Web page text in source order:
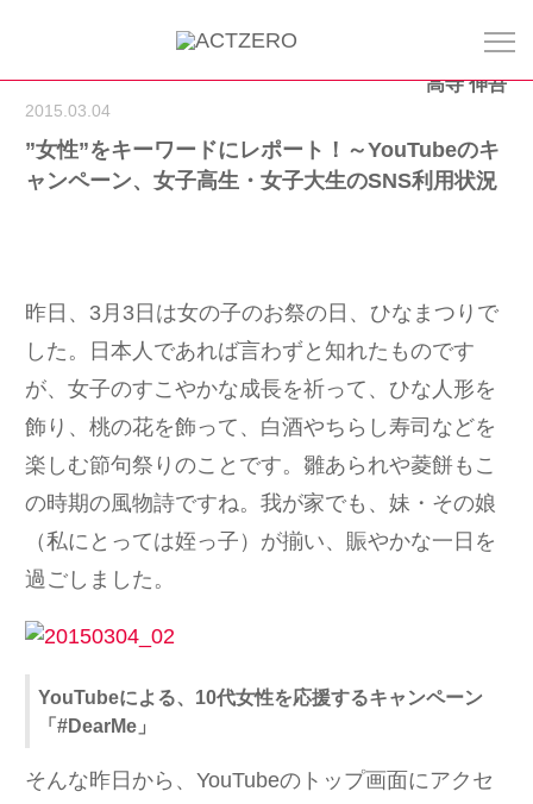
高寺 伸吾
2015.03.04
”女性”をキーワードにレポート！～YouTubeのキ
ャンペーン、女子高生・女子大生のSNS利用状況
昨日、3月3日は女の子のお祭の日、ひなまつりで
した。日本人であれば言わずと知れたものです
が、女子のすこやかな成長を祈って、ひな人形を
飾り、桃の花を飾って、白酒やちらし寿司などを
楽しむ節句祭りのことです。雛あられや菱餅もこ
の時期の風物詩ですね。我が家でも、妹・その娘
（私にとっては姪っ子）が揃い、賑やかな一日を
過ごしました。
YouTubeによる、10代女性を応援するキャンペーン
「#DearMe」
そんな昨日から、YouTubeのトップ画面にアクセ